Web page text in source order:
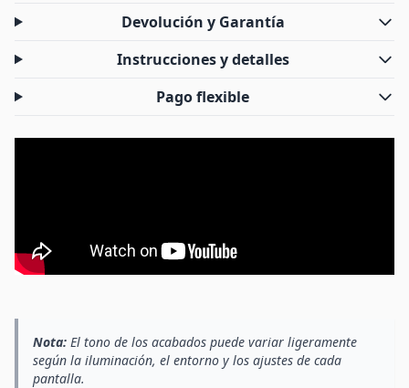
Devolución y Garantía
Instrucciones y detalles
Pago flexible
Nota: El tono de los acabados puede variar ligeramente
según la iluminación, el entorno y los ajustes de cada
pantalla.